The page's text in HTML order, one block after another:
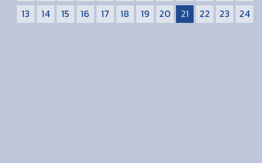
13
14 15 16 17 18 19 20 21 22 23 24